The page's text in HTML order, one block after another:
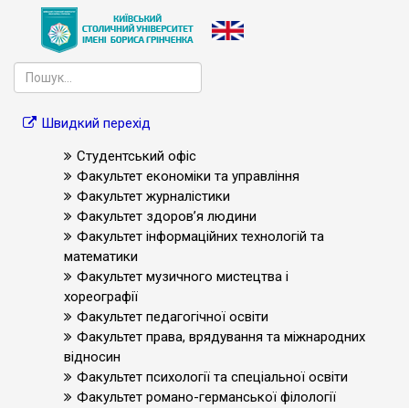
Швидкий перехід
Студентський офіс
Факультет економіки та управління
Факультет журналістики
Факультет здоров’я людини
Факультет інформаційних технологій та
математики
Факультет музичного мистецтва і
хореографії
Факультет педагогічної освіти
Факультет права, врядування та міжнародних
відносин
Факультет психології та спеціальної освіти
Факультет романо-германської філології